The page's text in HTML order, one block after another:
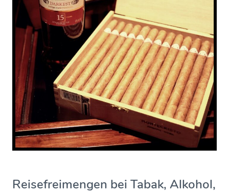
Reisefreimengen bei Tabak, Alkohol,